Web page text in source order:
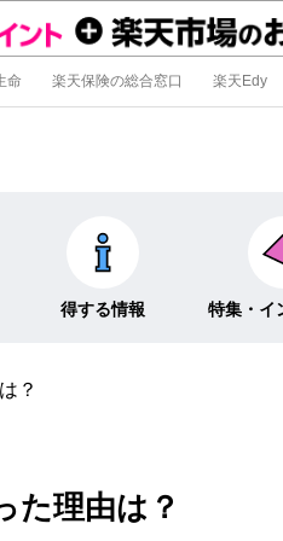
命 楽天保険の総合窓口 楽天Edy
得する情報
ポイ活・節約術
特集・イ
？
た理由は？